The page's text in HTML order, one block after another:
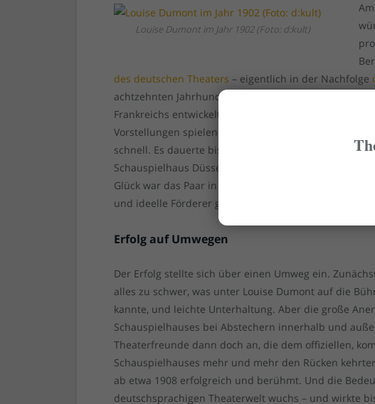
Louise Dumont im Jahr 1902 (Foto: d:kult)
des deutschen Theaters – eigentlich in der Nachfolge
achtzehnten Jahrhunderts, die das deutsche Theater
Frankreichs entwickelt und betrieben hatte. Und: Sie
Vorstellungen spielen würden. Der Versuch, eine
schnell. Es dauerte bis 1904, dem Jahr, in dem sie
Schauspielhaus Düsseldorf GmbH gründete, in die
Glück war das Paar in Düsseldorf bereits bestens
und ideelle Förderer gab – u.a. die Industriellenclans
Erfolg auf Umwegen
Der Erfolg stellte sich über einen Umweg ein.
alles zu schwer, was unter Louise Dumont auf die
kannte, und leichte Unterhaltung. Aber die große
Schauspielhauses bei Abstechern innerhalb und
Theaterfreunde dann doch an, die dem offiziellen,
Schauspielhauses mehr und mehr den Rücken
ab etwa 1908 erfolgreich und berühmt. Und die
deutschsprachigen Theaterwelt wuchs – und wirkte